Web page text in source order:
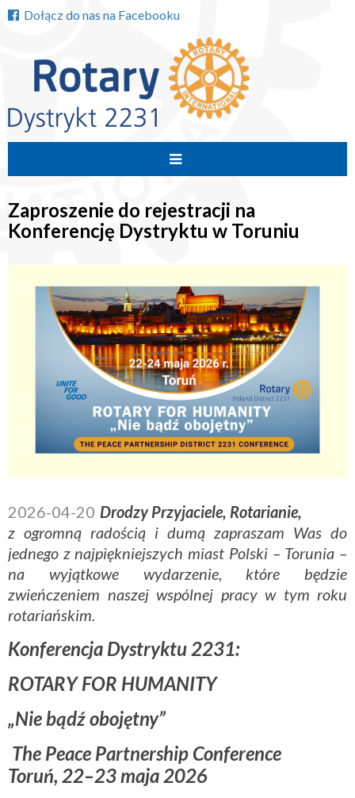
Dołącz do nas na Facebooku
treści
Zaproszenie do rejestracji na
Konferencję Dystryktu w Toruniu
2026-04-20 Drodzy Przyjaciele, Rotarianie,
z ogromną radością i dumą zapraszam Was do
jednego z najpiękniejszych miast Polski – Torunia –
na wyjątkowe wydarzenie, które będzie
zwieńczeniem naszej wspólnej pracy w tym roku
rotariańskim.
Konferencja Dystryktu 2231:
ROTARY FOR HUMANITY
„Nie bądź obojętny”
The Peace Partnership Conference
Toruń, 22–23 maja 2026